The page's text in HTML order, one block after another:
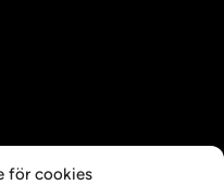
för cookies